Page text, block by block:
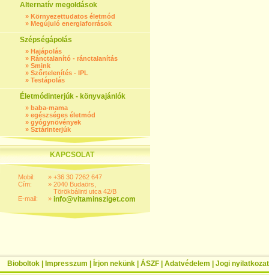
Alternatív megoldások
» Környezettudatos életmód
» Megújuló energiaforrások
Szépségápolás
» Hajápolás
» Ránctalanító - ránctalanítás
» Smink
» Szőrtelenítés - IPL
» Testápolás
Életmódinterjúk - könyvajánlók
» baba-mama
» egészséges életmód
» gyógynövények
» Sztárinterjúk
KAPCSOLAT
Mobil:
Cím:
E-mail:
»
»
»
+36 30 7262 647
2040 Budaörs,
Törökbálinti utca 42/B
info@vitaminsziget.com
Bioboltok Impresszum Írjon nekünk ÁSZF Adatvédelem Jogi nyilatkozat